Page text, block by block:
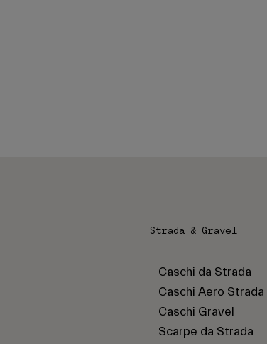
Strada & Gravel
Caschi da Strada
Caschi Aero Strada
Caschi Gravel
Scarpe da Strada